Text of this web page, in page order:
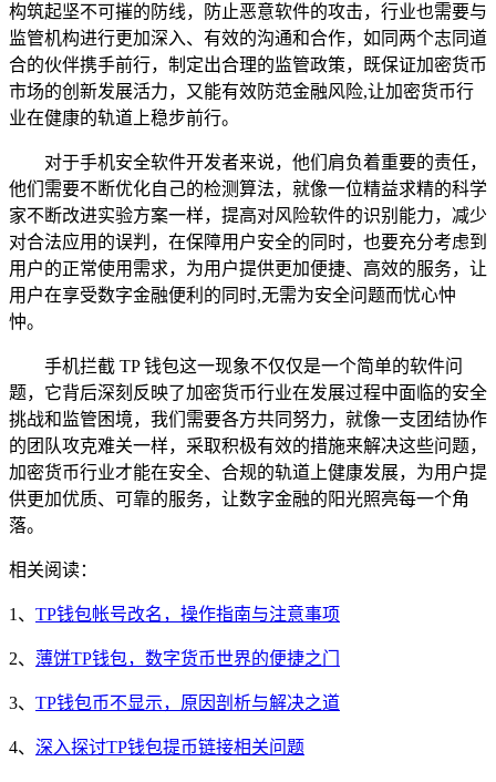
构筑起坚不可摧的防线，防止恶意软件的攻击，行业也需要与
监管机构进行更加深入、有效的沟通和合作，如同两个志同道
合的伙伴携手前行，制定出合理的监管政策，既保证加密货币
市场的创新发展活力，又能有效防范金融风险,让加密货币行
业在健康的轨道上稳步前行。
对于手机安全软件开发者来说，他们肩负着重要的责任，
他们需要不断优化自己的检测算法，就像一位精益求精的科学
家不断改进实验方案一样，提高对风险软件的识别能力，减少
对合法应用的误判，在保障用户安全的同时，也要充分考虑到
用户的正常使用需求，为用户提供更加便捷、高效的服务，让
用户在享受数字金融便利的同时,无需为安全问题而忧心忡
忡。
手机拦截 TP 钱包这一现象不仅仅是一个简单的软件问
题，它背后深刻反映了加密货币行业在发展过程中面临的安全
挑战和监管困境，我们需要各方共同努力，就像一支团结协作
的团队攻克难关一样，采取积极有效的措施来解决这些问题，
加密货币行业才能在安全、合规的轨道上健康发展，为用户提
供更加优质、可靠的服务，让数字金融的阳光照亮每一个角
落。
相关阅读：
1、 TP钱包帐号改名，操作指南与注意事项
2、 薄饼TP钱包，数字货币世界的便捷之门
3、 TP钱包币不显示，原因剖析与解决之道
4、 深入探讨TP钱包提币链接相关问题